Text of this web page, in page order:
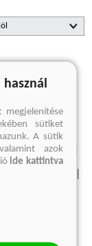
találat
nyilatkozat
megjelenítése
sütiket
A sütik
azok
ide kattintva